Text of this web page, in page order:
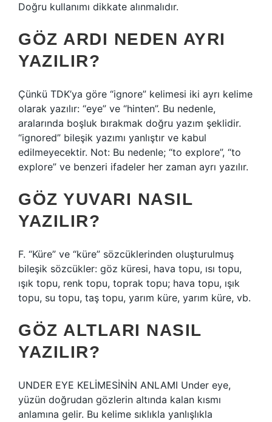
Doğru kullanımı dikkate alınmalıdır.
GÖZ ARDI NEDEN AYRI
YAZILIR?
Çünkü TDK’ya göre “ignore” kelimesi iki ayrı kelime
olarak yazılır: “eye” ve “hinten”. Bu nedenle,
aralarında boşluk bırakmak doğru yazım şeklidir.
“ignored” bileşik yazımı yanlıştır ve kabul
edilmeyecektir. Not: Bu nedenle; “to explore”, “to
explore” ve benzeri ifadeler her zaman ayrı yazılır.
GÖZ YUVARI NASIL
YAZILIR?
F. “Küre” ve “küre” sözcüklerinden oluşturulmuş
bileşik sözcükler: göz küresi, hava topu, ısı topu,
ışık topu, renk topu, toprak topu; hava topu, ışık
topu, su topu, taş topu, yarım küre, yarım küre, vb.
GÖZ ALTLARI NASIL
YAZILIR?
UNDER EYE KELİMESİNİN ANLAMI Under eye,
yüzün doğrudan gözlerin altında kalan kısmı
anlamına gelir. Bu kelime sıklıkla yanlışlıkla